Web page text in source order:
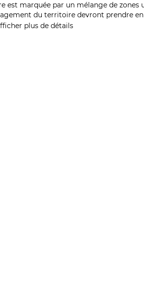
est marquée par un mélange de zones
du territoire devront prendre
plus de détails